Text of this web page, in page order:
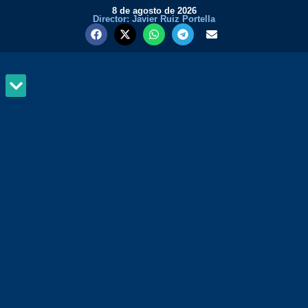
8 de agosto de 2026
Director: Javier Ruiz Portella